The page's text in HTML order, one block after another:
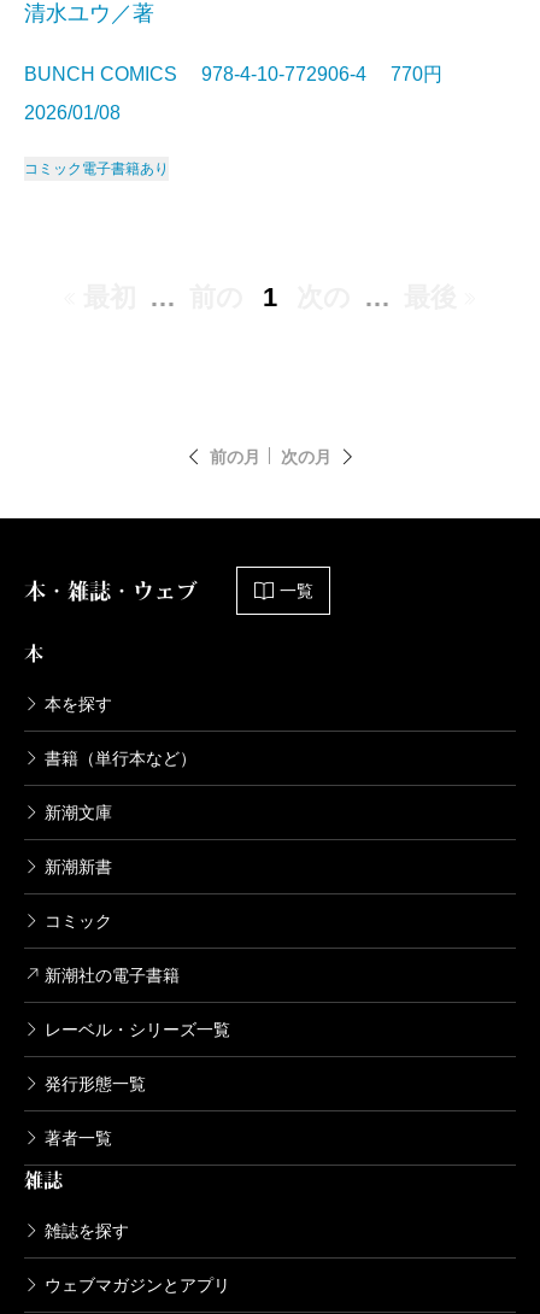
清水ユウ／著
BUNCH COMICS 978-4-10-772906-4 770円
2026/01/08
コミック 電子書籍あり
… 1 …
前の月 次の月
本・雑誌・ウェブ 一覧
本
本を探す
書籍（単行本など）
新潮文庫
新潮新書
コミック
新潮社の電子書籍
レーベル・シリーズ一覧
発行形態一覧
著者一覧
雑誌
雑誌を探す
ウェブマガジンとアプリ